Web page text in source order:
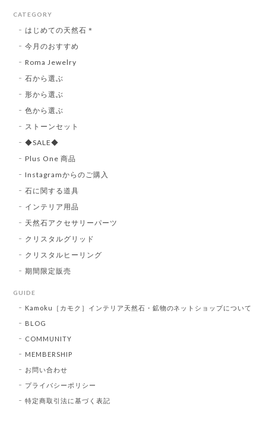
CATEGORY
はじめての天然石＊
今月のおすすめ
Roma Jewelry
石から選ぶ
形から選ぶ
色から選ぶ
ストーンセット
◆SALE◆
Plus One 商品
Instagramからのご購入
石に関する道具
インテリア用品
天然石アクセサリーパーツ
クリスタルグリッド
クリスタルヒーリング
期間限定販売
GUIDE
Kamoku［カモク］インテリア天然石・鉱物のネットショップについて
BLOG
COMMUNITY
MEMBERSHIP
お問い合わせ
プライバシーポリシー
特定商取引法に基づく表記